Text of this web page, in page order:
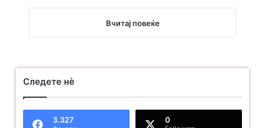
Вчитај повеќе
Следете нѐ
3.327 0